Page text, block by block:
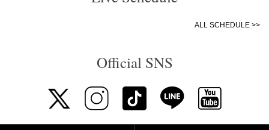
ALL SCHEDULE >>
Official SNS